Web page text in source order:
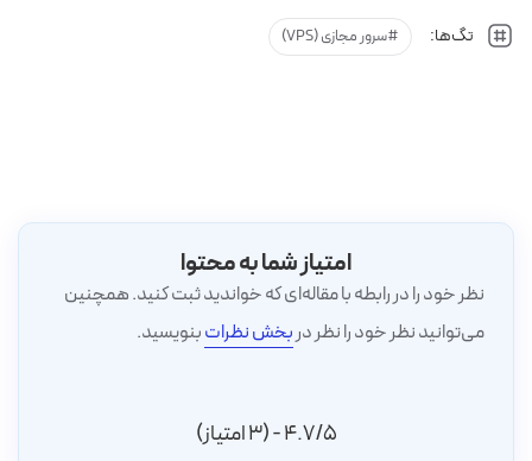
تگ‌ها: سرور مجازی (VPS)
امتیاز شما به محتوا
نظر خود را در رابطه با مقاله‌ای که خواندید ثبت کنید. همچنین
می‌توانید نظر خود را نظر دربخش نظراتبنویسید.
4.7/5 - (3 امتیاز)